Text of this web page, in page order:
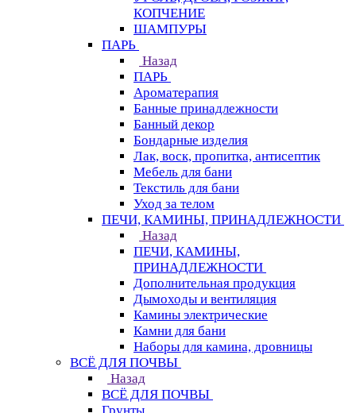
КОПЧЕНИЕ
ШАМПУРЫ
ПАРЬ
Назад
ПАРЬ
Ароматерапия
Банные принадлежности
Банный декор
Бондарные изделия
Лак, воск, пропитка, антисептик
Мебель для бани
Текстиль для бани
Уход за телом
ПЕЧИ, КАМИНЫ, ПРИНАДЛЕЖНОСТИ
Назад
ПЕЧИ, КАМИНЫ,
ПРИНАДЛЕЖНОСТИ
Дополнительная продукция
Дымоходы и вентиляция
Камины электрические
Камни для бани
Наборы для камина, дровницы
ВСЁ ДЛЯ ПОЧВЫ
Назад
ВСЁ ДЛЯ ПОЧВЫ